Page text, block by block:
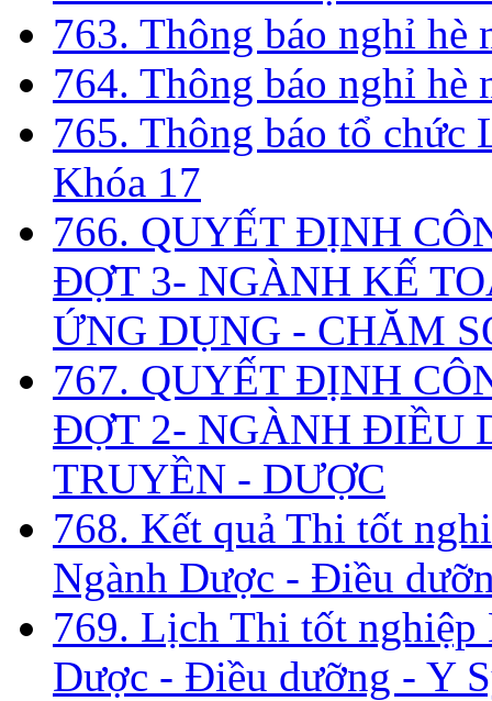
763. Thông báo nghỉ hè
764. Thông báo nghỉ hè
765. Thông báo tổ chức
Khóa 17
766. QUYẾT ĐỊNH
ĐỢT 3- NGÀNH KẾ
ỨNG DỤNG - CHĂM
767. QUYẾT ĐỊNH
ĐỢT 2- NGÀNH ĐIỀU
TRUYỀN - DƯỢC
768. Kết quả Thi tốt
Ngành Dược - Điều
769. Lịch Thi tốt
Dược - Điều dưỡng - Y